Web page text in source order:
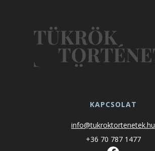
KAPCSOLAT
info@tukroktortenetek.hu
+36 70 787 1477